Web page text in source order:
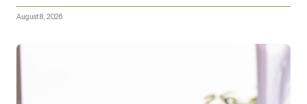
August 8, 2026